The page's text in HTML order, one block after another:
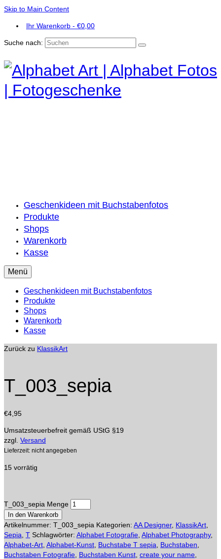
Skip to Main Content
Ihr Warenkorb - €0,00
Suche nach:
Geschenkideen mit Buchstabenfotos
Produkte
Shops
Warenkorb
Kasse
Menü
Geschenkideen mit Buchstabenfotos
Produkte
Shops
Warenkorb
Kasse
Zurück zu KlassikArt
T_003_sepia
€4,95
Umsatzsteuerbefreit gemäß UStG §19
zzgl. Versand
Lieferzeit: nicht angegeben
15 vorrätig
T_003_sepia Menge
In den Warenkorb
Artikelnummer: T_003_sepia Kategorien: AA Designer, KlassikArt
Sepia T Schlagwörter: Alphabet Fotografie Alphabet Photography,
Alphabet-Art Alphabet-Kunst Buchstabe T sepia Buchstaben
Buchstaben Fotografie Buchstaben Kunst create your name